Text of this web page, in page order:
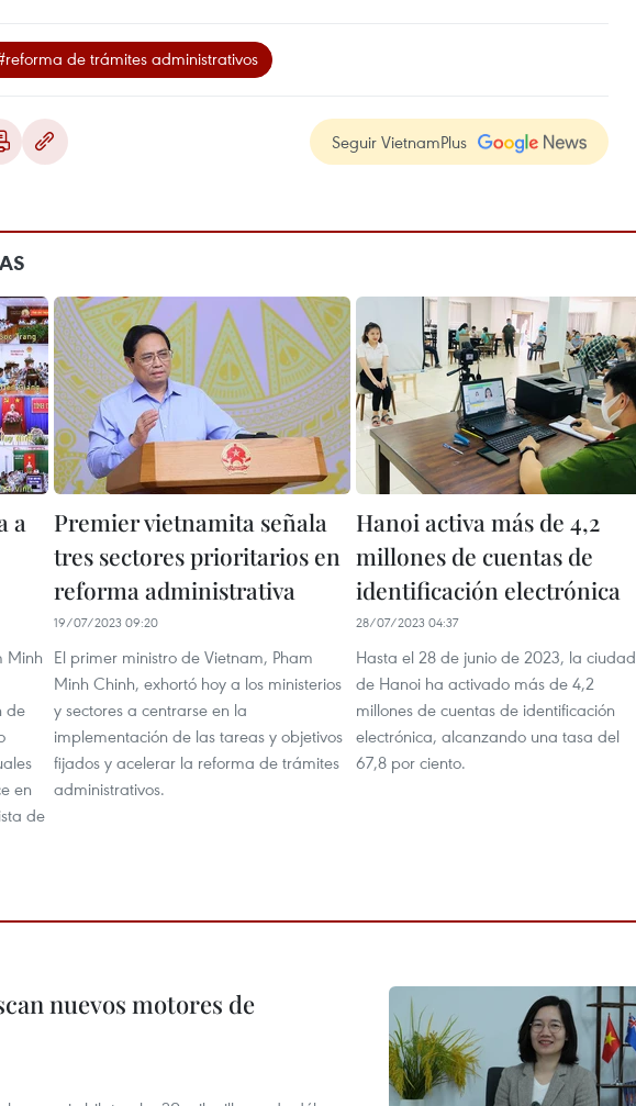
de trámites administrativos
Seguir VietnamPlus
a
Minh
de
en
de
Premier vietnamita señala
tres sectores prioritarios en
reforma administrativa
19/07/2023 09:20
El primer ministro de Vietnam, Pham
Minh Chinh, exhortó hoy a los ministerios
y sectores a centrarse en la
implementación de las tareas y objetivos
fijados y acelerar la reforma de trámites
administrativos.
Hanoi activa más de 4,2
millones de cuentas de
identificación electrónica
28/07/2023 04:37
Hasta el 28 de junio de 2023, la ciudad
de Hanoi ha activado más de 4,2
millones de cuentas de identificación
electrónica, alcanzando una tasa del
67,8 por ciento.
nuevos motores de